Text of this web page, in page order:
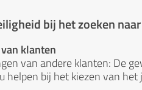
bij het zoeken
klanten
van andere klanten: De
helpen bij het kiezen van